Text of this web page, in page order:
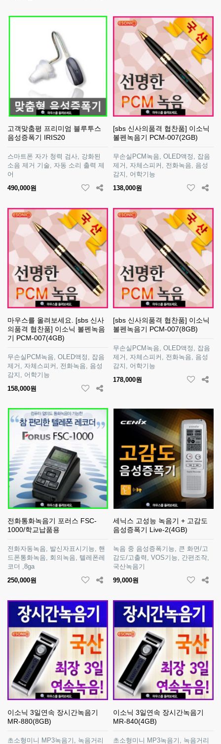
고객맞춤평 프리미엄 블루투스
음성증폭기 IRIS20
스마트폰 자가 청력 검사, 강화된
소음 제거 기술, 자동 소리 출력 제
어
490,000원
[sbs 신사의품격 협찬품] 이소닉
볼펜녹음기 PCM-007(2GB)
무손실PCM녹음, OLED액정, 잡음
제거, 자체스피커, 전화녹음, 음성
감지, 어학기능
138,000원
마우스를 올려보세요. [sbs 신사
의품격 협찬품] 이소닉 볼펜녹음
기 PCM-007(4GB)
무손실PCM녹음, OLED액정, 잡음
제거, 자체스피커, 전화녹음, 음성
감지, 어학기능
158,000원
[sbs 신사의품격 협찬품] 이소닉
볼펜녹음기 PCM-007(8GB)
무손실PCM녹음, OLED액정, 잡음
제거, 자체스피커, 전화녹음, 음성
감지, 어학기능
178,000원
전화통화녹음기 포러스 FSC-
1000/학교납품용
전화자동녹음, 발신자표시기능, 핸
드폰통화녹음, 회의녹음, 텔레폰레
코더 ,8ga
250,000원
세닉스 고성능 녹음기 + 고감도
음성증폭기 Live-2(4GB)
녹음 중 음성증폭기능, 큰 화면/고
감도/고출력, VOS기능, 간편조작,
국산녹음기
99,000원
이소닉 3일연속 장시간녹음기
MR-880(8GB)
초소형미니 MP3녹음기, 녹음거리
이소닉 3일연속 장시간녹음기
MR-840(4GB)
초소형미니 MP3녹음기, 녹음거리